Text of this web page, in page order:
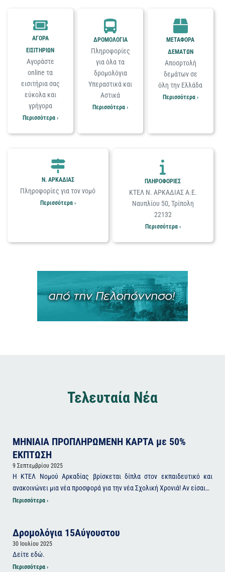
ΑΓΟΡΑ
ΕΙΣΙΤΗΡΙΩΝ
Αγοράστε
online τα
εισιτήρια σας
εύκολα και
γρήγορα
Περισσότερα ›
ΔΡΟΜΟΛΟΓΙΑ
Πληροφορίες
για όλα τα
δρομολόγια
Υπεραστικά και
Αστικά
Περισσότερα ›
ΜΕΤΑΦΟΡΑ
ΔΕΜΑΤΩΝ
Αποσρτολή
δεμάτων σε
όλη την Ελλάδα
Περισσότερα ›
Ν. ΑΡΚΑΔΙΑΣ
Πληροφορίες για τον νομό
Περισσότερα ›
ΠΛΗΡΟΦΟΡΙΕΣ
ΚΤΕΛ Ν. ΑΡΚΑΔΙΑΣ Α.Ε.
Ναυπλίου 50, Τρίπολη
22132
Περισσότερα ›
Τελευταία Νέα
ΜΗΝΙΑΙΑ ΠΡΟΠΛΗΡΩΜΕΝΗ ΚΑΡΤΑ με 50%
ΕΚΠΤΩΣΗ
9 Σεπτεμβρίου 2025
Η ΚΤΕΛ Νομού Αρκαδίας βρίσκεται δίπλα στον εκπαιδευτικό και
ανακοινώνει μια νέα προσφορά για την νέα Σχολική Χρονιά! Αν είσαι…
Περισσότερα ›
Δρομολόγια 15Αύγουστου
30 Ιουλίου 2025
Δείτε εδώ.
Περισσότερα ›